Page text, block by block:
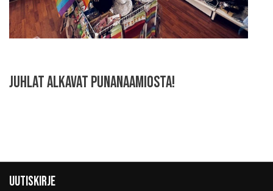
JUHLAT ALKAVAT PUNANAAMIOSTA!
Uutiskirje